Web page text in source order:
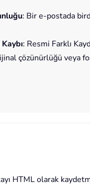
: Bir e-postada
: Resmi Farklı
çözünürlüğü veya
HTML olarak